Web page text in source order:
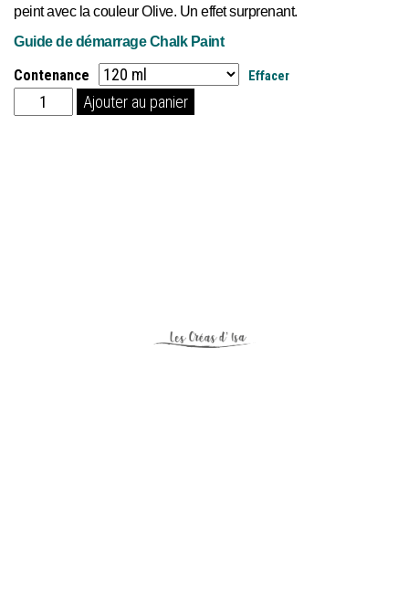
peint avec la couleur Olive. Un effet surprenant.
Guide de démarrage Chalk Paint
Contenance Effacer
quantité
de
Ajouter au panier